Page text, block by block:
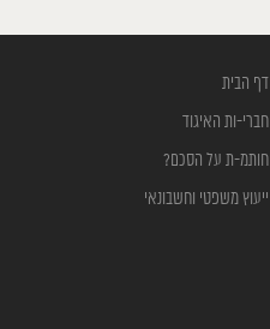
דף הבית
חברי-ות האיגוד
חותמ-ת על הסכם?
ייעוץ משפטי וחשבונאי